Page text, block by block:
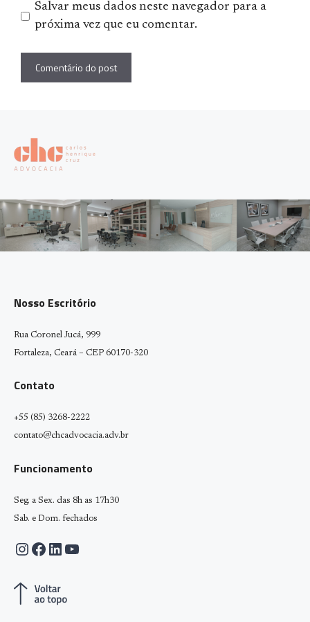
Salvar meus dados neste navegador para a
próxima vez que eu comentar.
Nosso Escritório
Rua Coronel Jucá, 999
Fortaleza, Ceará – CEP 60170-320
Contato
+55 (85) 3268-2222
contato@chcadvocacia.adv.br
Funcionamento
Seg. a Sex. das 8h as 17h30
Sab. e Dom. fechados
Instagram
Facebook
LinkedIn
Youtube